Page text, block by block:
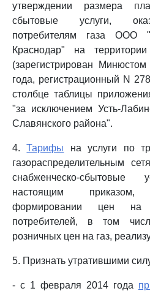
утверждении размера
сбытовые услуги,
потребителям газа ООО
Краснодар" на
(зарегистрирован
года, регистрационный N
столбце таблицы
"за исключением Усть-
Славянского района".
4.Тарифы на услуги по
газораспределительным
снабженческо-сбытовые
настоящим
формировании цен
потребителей, в том
розничных цен на газ,
5. Признать утратившими
- с 1 февраля 2014 года